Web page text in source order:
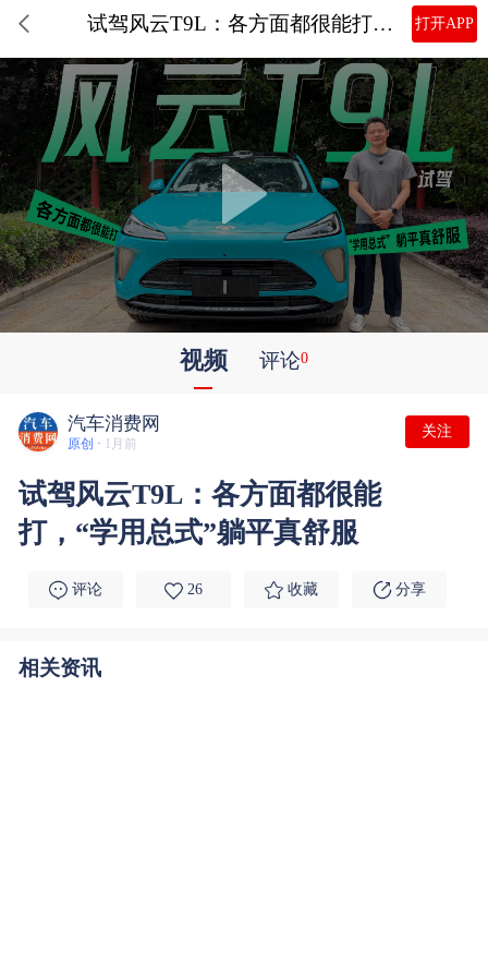
试驾风云T9L：各方面都很能打，“学用总式”躺平真舒服 打开APP
视频 评论0
汽车消费网
原创 · 1月前
关注
试驾风云T9L：各方面都很能
打，“学用总式”躺平真舒服
评论 26 收藏 分享
相关资讯